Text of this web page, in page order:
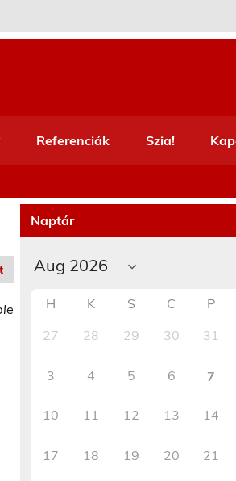
Referenciák Szia!
Naptár
H K S C P
27
28 29 30 31
3 4 5 6 7
10 11 12 13 14
17 18 19 20 21